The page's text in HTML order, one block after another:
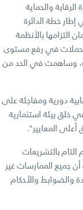
والحماية
إطار خطة الدائرة
التزامها بالأنظمة
في رفع مستوى
وساهمت في الحد من
دورية ومفاجئة على
خلق بيئة استثمارية
المعايير".
بالتشريعات
أن جميع الممارسات غير
والضوابط والأحكام